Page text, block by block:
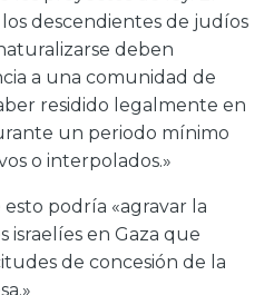
descendientes de judíos
deben
a una comunidad de
residido legalmente en
un periodo mínimo
o interpolados.»
podría «agravar la
israelíes en Gaza que
de concesión de la